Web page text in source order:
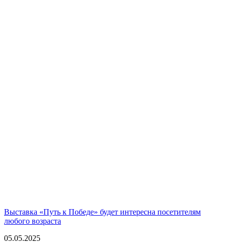
Выставка «Путь к Победе» будет интересна посетителям
любого возраста
05.05.2025